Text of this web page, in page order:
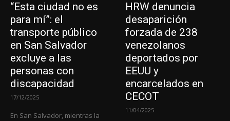
“Esta ciudad no es
para mí”: el
transporte público
en San Salvador
excluye a las
personas con
discapacidad
17/12/2025
En San Salvador, mientras la
HRW denuncia
desaparición
forzada de 238
venezolanos
deportados por
EEUU y
encarcelados en
CECOT
11/04/2025